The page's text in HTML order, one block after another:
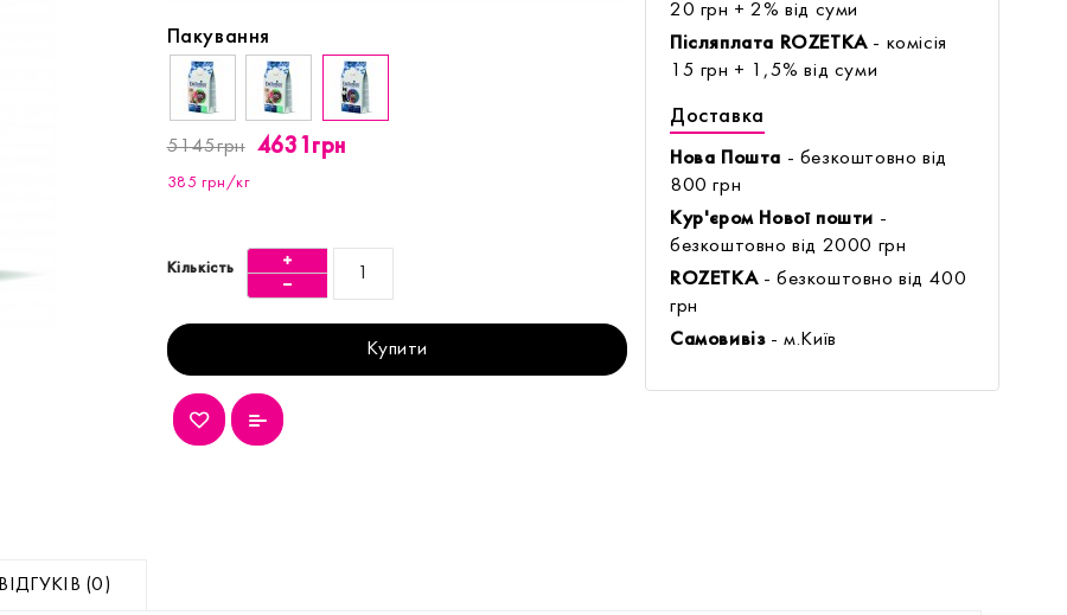
Пакування
5145грн 4631грн
385 грн/кг
Кількість
Купити
20 грн + 2% від суми
Післяплата ROZETKA- комісія
15 грн + 1,5% від суми
Доставка
Нова Пошта - безкоштовно від
800 грн
Кур'єром Нової пошти -
безкоштовно від 2000 грн
ROZETKA- безкоштовно від 400
грн
Самовивіз- м.Київ
ВІДГУКІВ (0)